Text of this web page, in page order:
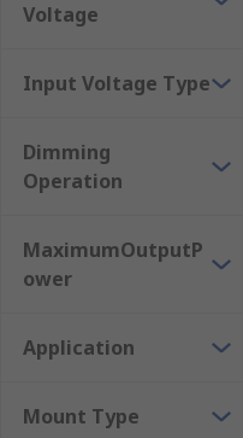
Voltage
Input Voltage Type
Dimming
Operation
MaximumOutputP
ower
Application
Mount Type